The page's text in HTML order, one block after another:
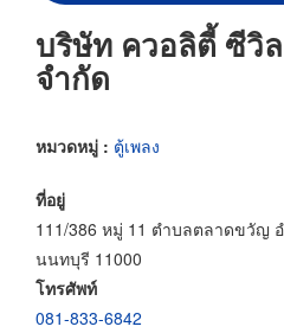
บริษัท ควอลิตี้ ซีวิล
จำกัด
หมวดหมู่ : ตู้เพลง
ที่อยู่
111/386 หมู่ 11 ตำบลตลาดขวัญ
นนทบุรี 11000
โทรศัพท์
081-833-6842